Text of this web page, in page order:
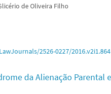
de Oliveira Filho
2526-0227/2016.v2i1.864
da Alienação Parental